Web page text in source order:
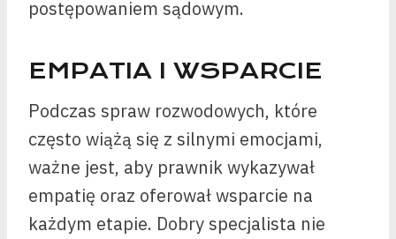
postępowaniem sądowym.
EMPATIA I WSPARCIE
Podczas spraw rozwodowych, które
często wiążą się z silnymi emocjami,
ważne jest, aby prawnik wykazywał
empatię oraz oferował wsparcie na
każdym etapie. Dobry specjalista nie